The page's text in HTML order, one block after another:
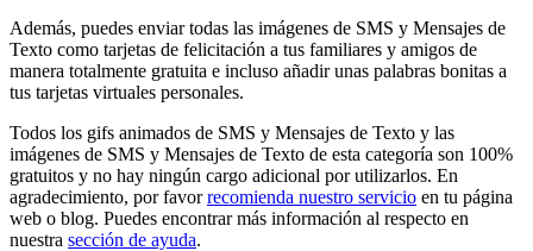
Además, puedes enviar todas las imágenes de SMS y Mensajes de
Texto como tarjetas de felicitación a tus familiares y amigos de
manera totalmente gratuita e incluso añadir unas palabras bonitas a
tus tarjetas virtuales personales.
Todos los gifs animados de SMS y Mensajes de Texto y las
imágenes de SMS y Mensajes de Texto de esta categoría son 100%
gratuitos y no hay ningún cargo adicional por utilizarlos. En
agradecimiento, por favorrecomienda nuestro servicio en tu página
web o blog. Puedes encontrar más información al respecto en
nuestra sección de ayuda.